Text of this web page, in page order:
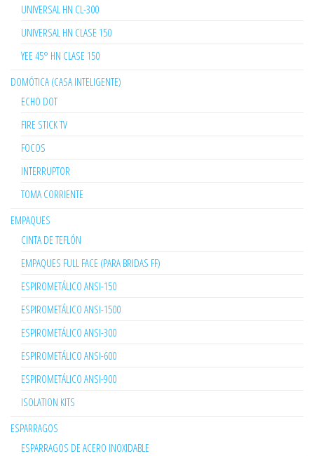
UNIVERSAL HN CL-300
UNIVERSAL HN CLASE 150
YEE 45° HN CLASE 150
DOMÓTICA (CASA INTELIGENTE)
ECHO DOT
FIRE STICK TV
FOCOS
INTERRUPTOR
TOMA CORRIENTE
EMPAQUES
CINTA DE TEFLÓN
EMPAQUES FULL FACE (PARA BRIDAS FF)
ESPIROMETÁLICO ANSI-150
ESPIROMETÁLICO ANSI-1500
ESPIROMETÁLICO ANSI-300
ESPIROMETÁLICO ANSI-600
ESPIROMETÁLICO ANSI-900
ISOLATION KITS
ESPARRAGOS
ESPARRAGOS DE ACERO INOXIDABLE